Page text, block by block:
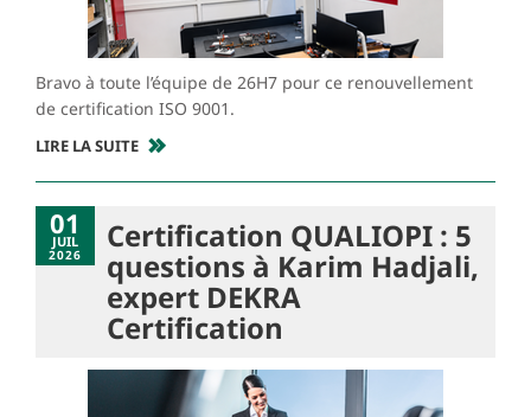
Bravo à toute l’équipe de 26H7 pour ce renouvellement
de certification ISO 9001.
LIRE LA SUITE
01
JUIL
2026 Certification QUALIOPI : 5
questions à Karim Hadjali,
expert DEKRA
Certification